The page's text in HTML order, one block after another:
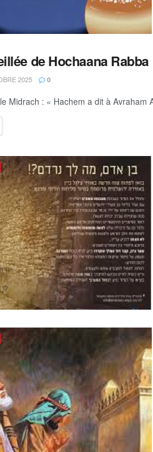
de Hochaana Rabba
2025 0
Midrach : « Hachem a dit à Avraham